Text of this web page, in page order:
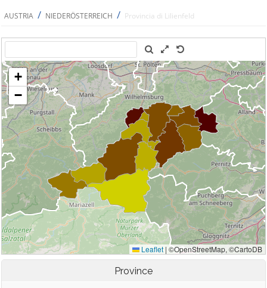
AUSTRIA / NIEDERÖSTERREICH / Provincia di Lilienfeld
Province